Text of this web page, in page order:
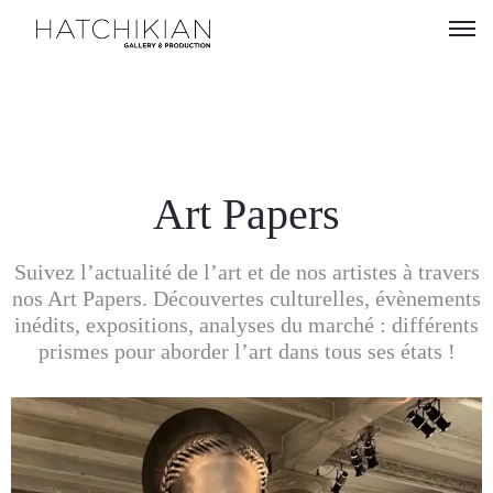
Visitez
notre
Art
Lire
nos
Art
Art Papers
Suivez l’actualité de l’art et de nos artistes à travers
nos Art Papers. Découvertes culturelles, évènements
inédits, expositions, analyses du marché : différents
prismes pour aborder l’art dans tous ses états !